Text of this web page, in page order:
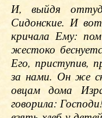
И, выйдя
Сидонские. И
кричала Ему:
жестоко
Его, приступив,
за нами. Он же
овцам дома
говорила: